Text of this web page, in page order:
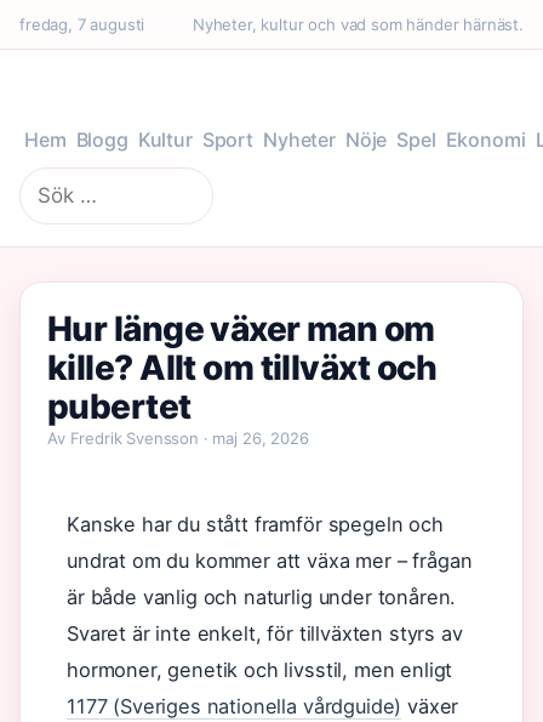
fredag, 7 augusti Nyheter, kultur och vad som händer härnäst.
Hem Blogg Kultur Sport Nyheter Nöje Spel Ekonomi
Sök
efter:
Hur länge växer man om
kille? Allt om tillväxt och
pubertet
Av Fredrik Svensson · maj 26, 2026
Kanske har du stått framför spegeln och
undrat om du kommer att växa mer – frågan
är både vanlig och naturlig under tonåren.
Svaret är inte enkelt, för tillväxten styrs av
hormoner, genetik och livsstil, men enligt
1177 (Sveriges nationella vårdguide) växer